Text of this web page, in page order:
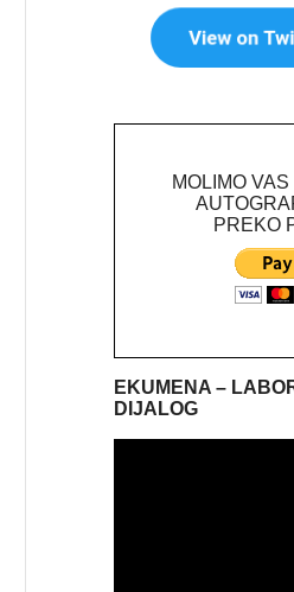
MOLIMO
PREKO
EKUMENA –
DIJALOG